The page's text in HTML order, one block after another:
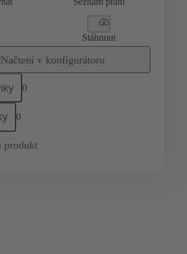
Stáhnout
Načtení v konfigurátoru
0
0
produkt